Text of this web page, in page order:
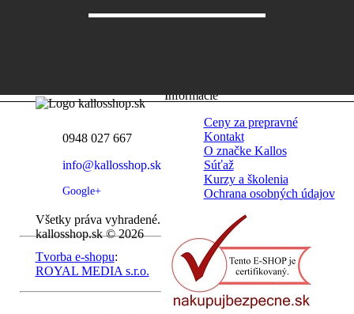
0948 027 667
info@kallosshop.sk
Google+
Všetky práva vyhradené.
kallosshop.sk © 2026
Tvorba e-shopu:
ROYAL MEDIA s.r.o.
Informácie
Ceny za prepravné
Kontakt
O značke Kallos
Súťaž
Kurzy a školenia
Ochrana osobných údajov